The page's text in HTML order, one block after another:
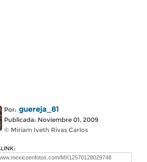
Por: guereja_81
Publicada: Noviembre 01, 2009
© Miriam Iveth Rivas Carlos